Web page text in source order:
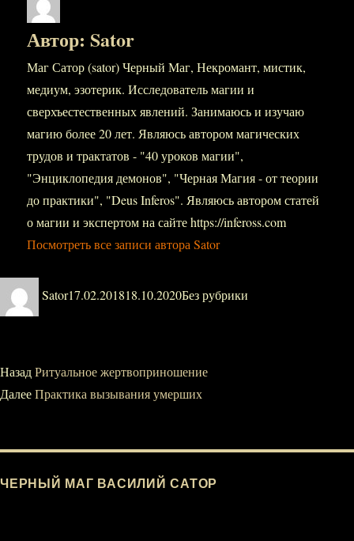
Автор: Sator
Маг Сатор (sator) Черный Маг, Некромант, мистик,
медиум, эзотерик. Исследователь магии и
сверхъестественных явлений. Занимаюсь и изучаю
магию более 20 лет. Являюсь автором магических
трудов и трактатов - "40 уроков магии",
"Энциклопедия демонов", "Черная Магия - от теории
до практики", "Deus Inferos". Являюсь автором статей
о магии и экспертом на сайте https://infeross.com
Посмотреть все записи автора Sator
Автор
SatorОпубликовано
17.02.201818.10.2020Рубрики
Без рубрики
Навигация
по
записям
НазадПредыдущая
запись:
Ритуальное жертвоприношение
ДалееСледующая
Практика вызывания умерших
ЧЕРНЫЙ МАГ ВАСИЛИЙ САТОР